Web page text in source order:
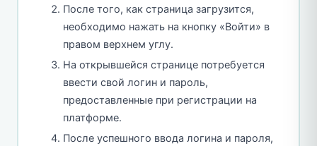
После того, как страница загрузится,
необходимо нажать на кнопку «Войти» в
правом верхнем углу.
На открывшейся странице потребуется
ввести свой логин и пароль,
предоставленные при регистрации на
платформе.
После успешного ввода логина и пароля,